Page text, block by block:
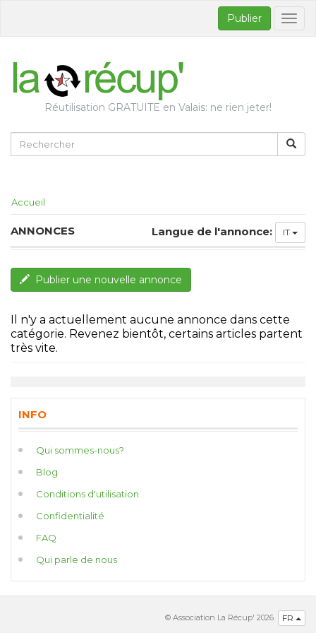
Publier
Réutilisation GRATUITE en Valais: ne rien jeter!
Accueil
ANNONCES Langue de l'annonce: IT
Publier une nouvelle annonce
Il n'y a actuellement aucune annonce dans cette
catégorie. Revenez bientôt, certains articles partent
très vite.
INFO
Qui sommes-nous?
Blog
Conditions d'utilisation
Confidentialité
FAQ
Qui parle de nous
FR
© Association La Récup' 2026